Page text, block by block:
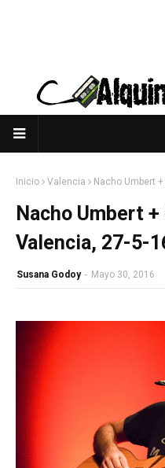
Inicio Valencia Nacho Umbert
Nacho Umbert
Valencia, 27-5-
Susana Godoy - Mayo 30, 2016